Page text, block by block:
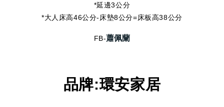
*延邊3公分
*大人床高46公分-床墊8公分=床板高38公分
FB-蕭佩蘭
品牌:環安家居